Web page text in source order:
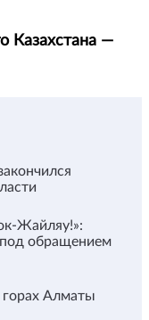
Казахстана —
Жайляу!»:
обращением
Алматы